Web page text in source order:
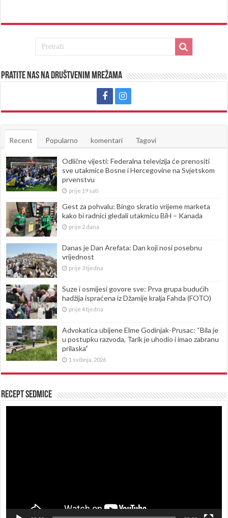
Pratite nas na društvenim mrežama
Recent Popularno komentari Tagovi
Odlične vijesti: Federalna televizija će prenositi
sve utakmice Bosne i Hercegovine na Svjetskom
prvenstvu
prije 19 sati
Gest za pohvalu: Bingo skratio vrijeme marketa
kako bi radnici gledali utakmicu BiH – Kanada
prije 2 dana
Danas je Dan Arefata: Dan koji nosi posebnu
vrijednost
prije 3 tjedna
Suze i osmijesi govore sve: Prva grupa budućih
hadžija ispraćena iz Džamije kralja Fahda (FOTO)
prije 4 tjedna
Advokatica ubijene Elme Godinjak-Prusac: “Bila je
u postupku razvoda, Tarik je uhodio i imao zabranu
prilaska”
1 svibnja, 2026
Recept sedmice